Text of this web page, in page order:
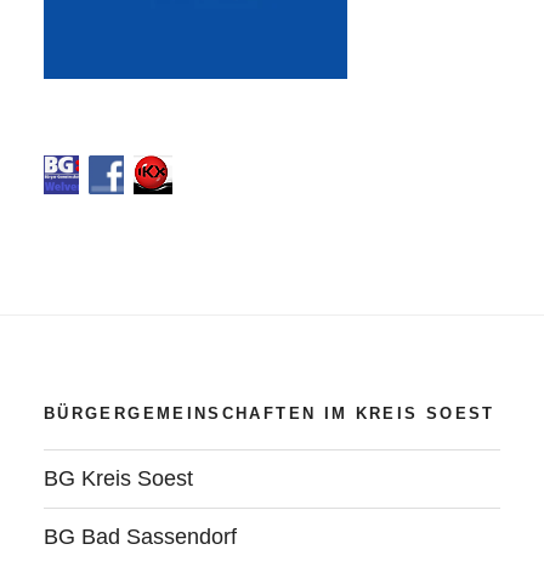
BÜRGERGEMEINSCHAFTEN IM KREIS SOEST
BG Kreis Soest
BG Bad Sassendorf